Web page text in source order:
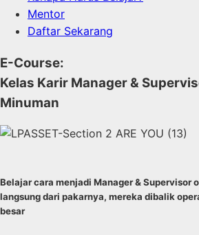
Mentor
Daftar Sekarang
E-Course:
Kelas Karir Manager &
Minuman
Belajar cara menjadi Manager & Supervisor
langsung dari pakarnya, mereka dibalik
besar